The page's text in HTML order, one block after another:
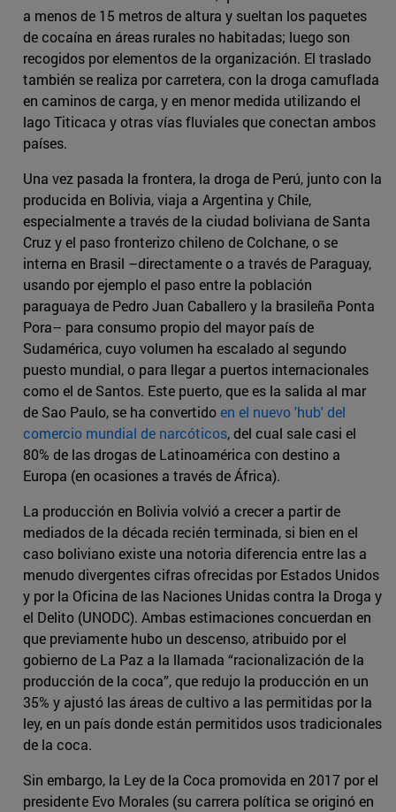
a menos de 15 metros de altura y sueltan los paquetes
de cocaína en áreas rurales no habitadas; luego son
recogidos por elementos de la organización. El traslado
también se realiza por carretera, con la droga camuflada
en caminos de carga, y en menor medida utilizando el
lago Titicaca y otras vías fluviales que conectan ambos
países.
Una vez pasada la frontera, la droga de Perú, junto con la
producida en Bolivia, viaja a Argentina y Chile,
especialmente a través de la ciudad boliviana de Santa
Cruz y el paso fronterizo chileno de Colchane, o se
interna en Brasil –directamente o a través de Paraguay,
usando por ejemplo el paso entre la población
paraguaya de Pedro Juan Caballero y la brasileña Ponta
Pora– para consumo propio del mayor país de
Sudamérica, cuyo volumen ha escalado al segundo
puesto mundial, o para llegar a puertos internacionales
como el de Santos. Este puerto, que es la salida al mar
de Sao Paulo, se ha convertidoen el nuevo 'hub' del
comercio mundial de narcóticos, del cual sale casi el
80% de las drogas de Latinoamérica con destino a
Europa (en ocasiones a través de África).
La producción en Bolivia volvió a crecer a partir de
mediados de la década recién terminada, si bien en el
caso boliviano existe una notoria diferencia entre las a
menudo divergentes cifras ofrecidas por Estados Unidos
y por la Oficina de las Naciones Unidas contra la Droga y
el Delito (UNODC). Ambas estimaciones concuerdan en
que previamente hubo un descenso, atribuido por el
gobierno de La Paz a la llamada “racionalización de la
producción de la coca”, que redujo la producción en un
35% y ajustó las áreas de cultivo a las permitidas por la
ley, en un país donde están permitidos usos tradicionales
de la coca.
Sin embargo, la Ley de la Coca promovida en 2017 por el
presidente Evo Morales (su carrera política se originó en